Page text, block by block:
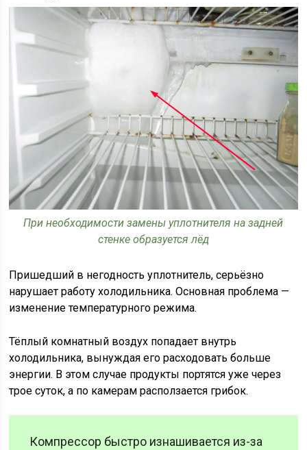
При необходимости замены уплотнителя на задней
стенке образуется лёд
Пришедший в негодность уплотнитель, серьёзно
нарушает работу холодильника. Основная проблема —
изменение температурного режима.
Тёплый комнатный воздух попадает внутрь
холодильника, вынуждая его расходовать больше
энергии. В этом случае продукты портятся уже через
трое суток, а по камерам расползается грибок.
Компрессор быстро изнашивается из-за